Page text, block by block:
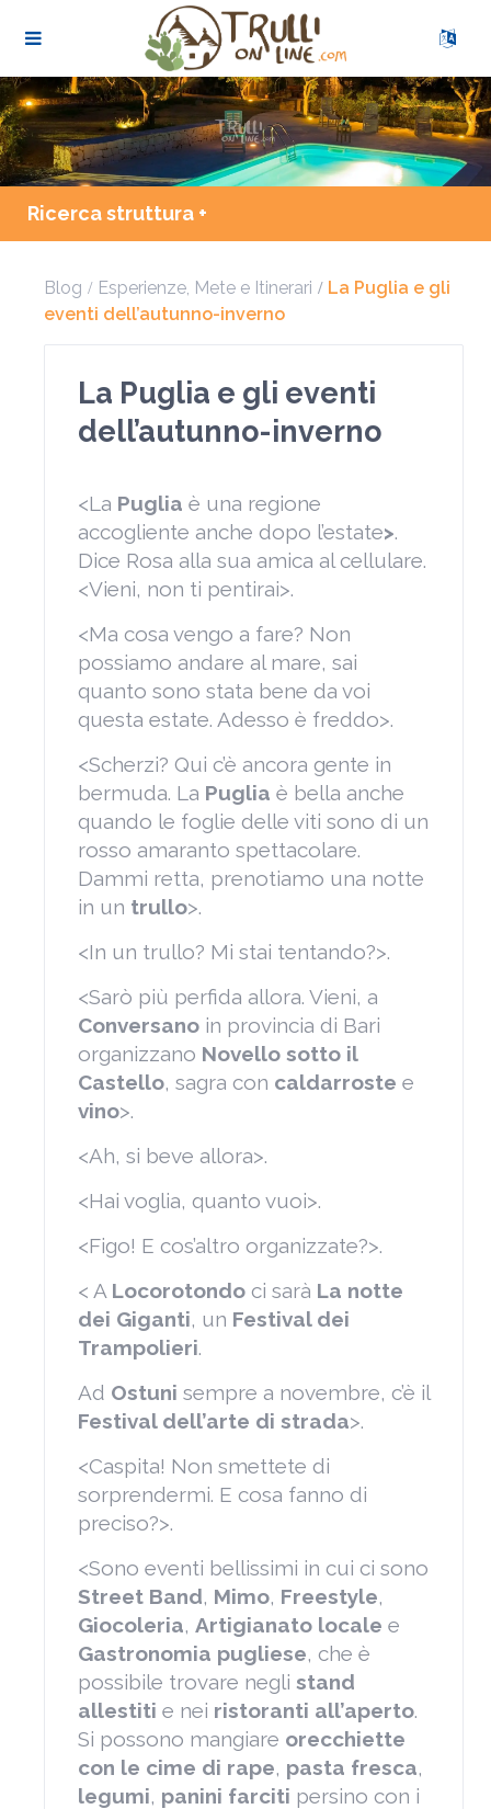
Ricerca struttura +
Blog Esperienze, Mete e Itinerari
La Puglia e gli
eventi dell’autunno-inverno
La Puglia e gli eventi
dell’autunno-inverno
<La Puglia è una regione
accogliente anche dopo l’estate>.
Dice Rosa alla sua amica al cellulare.
<Vieni, non ti pentirai>.
<Ma cosa vengo a fare? Non
possiamo andare al mare, sai
quanto sono stata bene da voi
questa estate. Adesso è freddo>.
<Scherzi? Qui c’è ancora gente in
bermuda. La Puglia è bella anche
quando le foglie delle viti sono di un
rosso amaranto spettacolare.
Dammi retta, prenotiamo una notte
in un trullo>.
<In un trullo? Mi stai tentando?>.
<Sarò più perfida allora. Vieni, a
Conversano in provincia di Bari
organizzano Novello sotto il
Castello, sagra con caldarroste e
vino>.
<Ah, si beve allora>.
<Hai voglia, quanto vuoi>.
<Figo! E cos’altro organizzate?>.
< A Locorotondo ci sarà La notte
dei Giganti, un Festival dei
Trampolieri.
Ad Ostuni sempre a novembre, c’è il
Festival dell’arte di strada>.
<Caspita! Non smettete di
sorprendermi. E cosa fanno di
preciso?>.
<Sono eventi bellissimi in cui ci sono
Street Band, Mimo, Freestyle,
Giocoleria, Artigianato locale e
Gastronomia pugliese, che è
possibile trovare negli stand
allestiti e nei ristoranti all’aperto.
Si possono mangiare orecchiette
con le cime di rape, pasta fresca,
legumi, panini farciti persino con i